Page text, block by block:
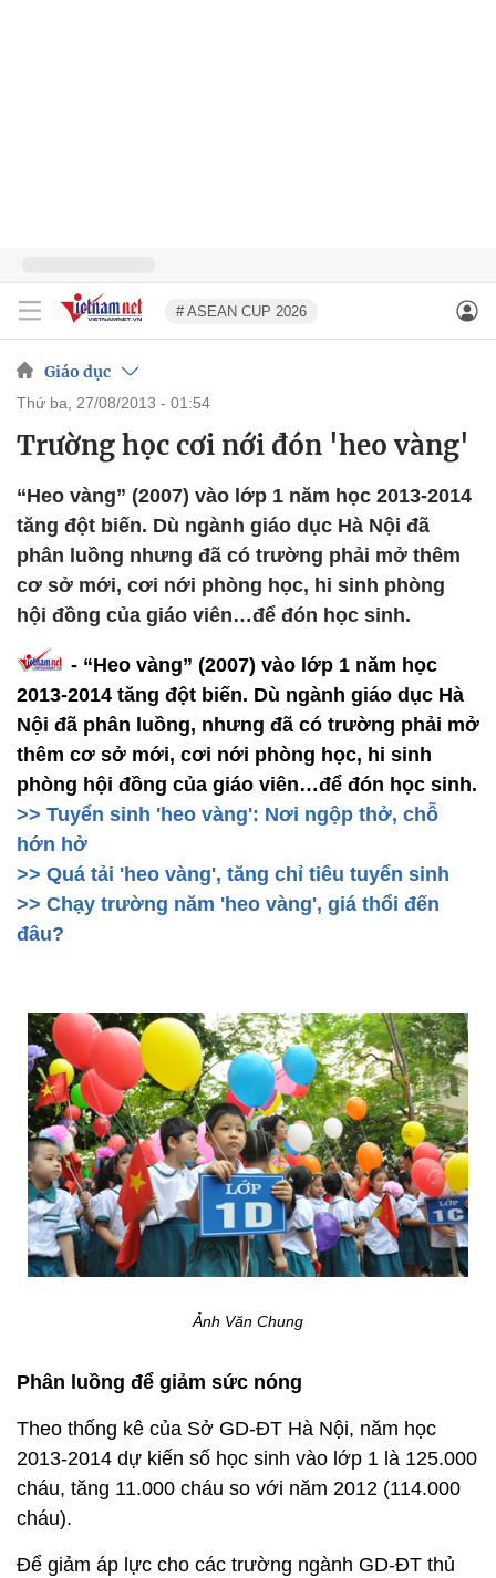
# ASEAN CUP 2026
Giáo dục
thứ ba, 27/08/2013 - 01:54
Trường học cơi nới đón 'heo vàng'
“Heo vàng” (2007) vào lớp 1 năm học 2013-2014
tăng đột biến. Dù ngành giáo dục Hà Nội đã
phân luồng nhưng đã có trường phải mở thêm
cơ sở mới, cơi nới phòng học, hi sinh phòng
hội đồng của giáo viên…để đón học sinh.
- “Heo vàng” (2007) vào lớp 1 năm học
2013-2014 tăng đột biến. Dù ngành giáo dục Hà
Nội đã phân luồng, nhưng đã có trường phải mở
thêm cơ sở mới, cơi nới phòng học, hi sinh
phòng hội đồng của giáo viên…để đón học sinh.
>> Tuyển sinh 'heo vàng': Nơi ngộp thở, chỗ
hớn hở
>> Quá tải 'heo vàng', tăng chỉ tiêu tuyển sinh
>> Chạy trường năm 'heo vàng', giá thổi đến
đâu?
Ảnh Văn Chung
Phân luồng để giảm sức nóng
Theo thống kê của Sở GD-ĐT Hà Nội, năm học
2013-2014 dự kiến số học sinh vào lớp 1 là 125.000
cháu, tăng 11.000 cháu so với năm 2012 (114.000
cháu).
Để giảm áp lực cho các trường ngành GD-ĐT thủ